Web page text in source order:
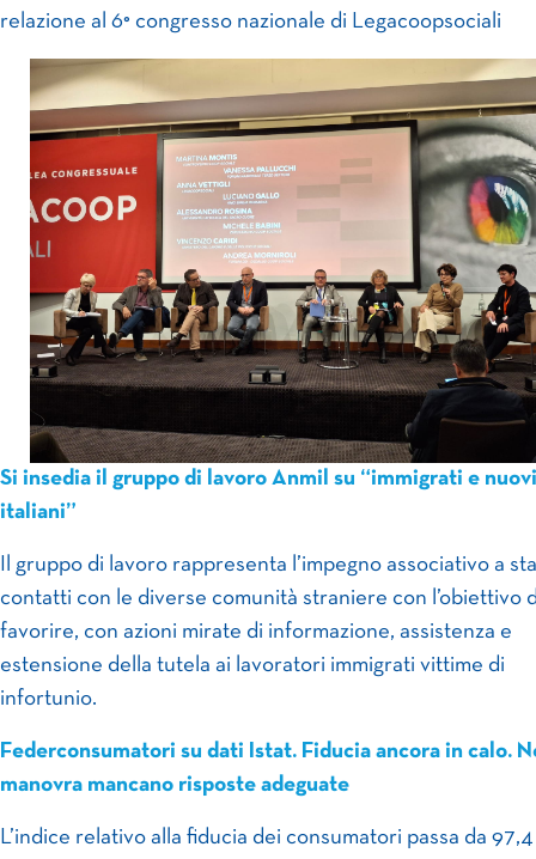
relazione al 6° congresso nazionale di Legacoopsociali
Si insedia il gruppo di lavoro Anmil su “immigrati e nuovi
italiani”
Il gruppo di lavoro rappresenta l’impegno associativo a
contatti con le diverse comunità straniere con l’obiettivo
favorire, con azioni mirate di informazione, assistenza e
estensione della tutela ai lavoratori immigrati vittime di
infortunio.
Federconsumatori su dati Istat. Fiducia ancora in calo.
manovra mancano risposte adeguate
L’indice relativo alla fiducia dei consumatori passa da 97,4